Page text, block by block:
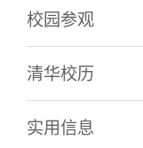
校园参观
清华校历
实用信息